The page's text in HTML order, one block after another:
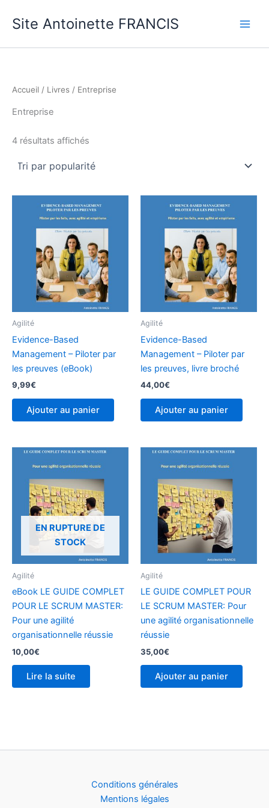
Site Antoinette FRANCIS
Accueil / Livres / Entreprise
Entreprise
4 résultats affichés
moyenne
Agilité
Evidence-Based
Management – Piloter par
les preuves (eBook)
9,99€
Ajouter au panier
Agilité
Evidence-Based
Management – Piloter par
les preuves, livre broché
44,00€
Ajouter au panier
EN RUPTURE DE
STOCK
Agilité
eBook LE GUIDE COMPLET
POUR LE SCRUM MASTER:
Pour une agilité
organisationnelle réussie
10,00€
Lire la suite
Agilité
LE GUIDE COMPLET POUR
LE SCRUM MASTER: Pour
une agilité organisationnelle
réussie
35,00€
Ajouter au panier
Conditions générales
Mentions légales